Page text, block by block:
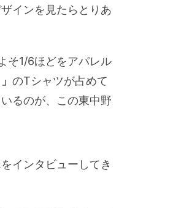
インを見たらとりあ
そ1/6ほどをアパレル
のTシャツが占めて
るのが、この東中野
インタビューしてき